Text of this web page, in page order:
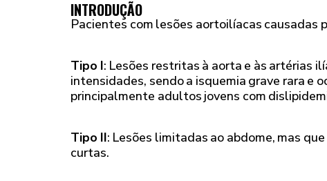
INTRODUÇÃO
Pacientes com lesões aortoilíacas causadas
Tipo I: Lesões restritas à aorta e às artérias
intensidades, sendo a isquemia grave rara e
principalmente adultos jovens com
Tipo II: Lesões limitadas ao abdome, mas
curtas.